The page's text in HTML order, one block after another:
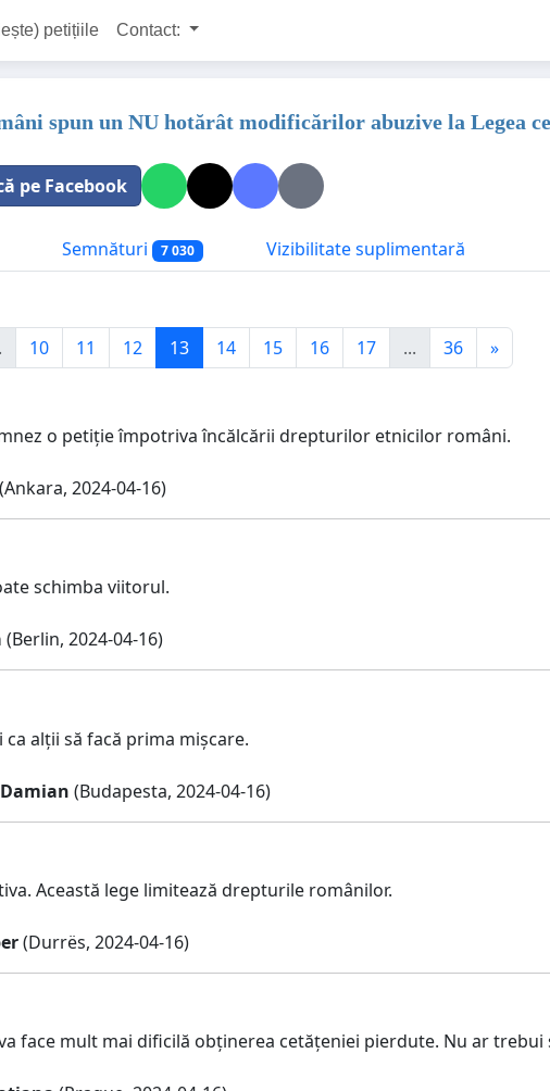
petițiile Contact:
spun un NU hotărât modificărilor abuzive la Legea
pe Facebook
Semnături 7 030 Vizibilitate suplimentară
10 11 12 13 14 15 16 17 ... 36 »
o petiție împotriva încălcării drepturilor etnicilor români.
(Ankara, 2024-04-16)
schimba viitorul.
(Berlin, 2024-04-16)
alții să facă prima mișcare.
(Budapesta, 2024-04-16)
Această lege limitează drepturile românilor.
(Durrës, 2024-04-16)
face mult mai dificilă obținerea cetățeniei pierdute. Nu ar trebui